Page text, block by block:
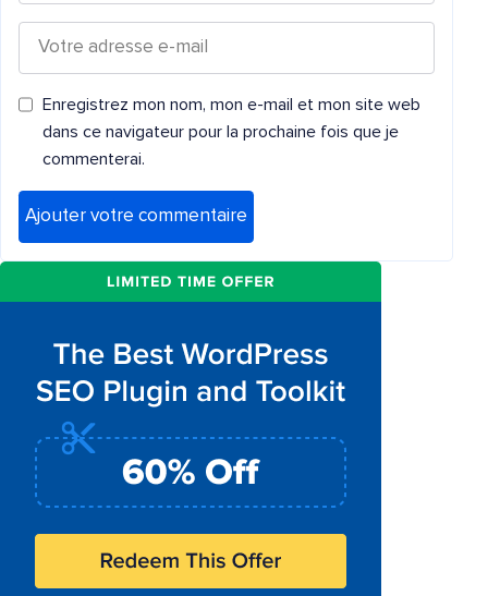
Enregistrez mon nom, mon e-mail et mon site web
dans ce navigateur pour la prochaine fois que je
commenterai.